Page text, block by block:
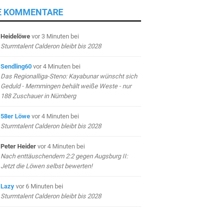
KOMMENTARE
Heidelöwe vor 3 Minuten bei
Sturmtalent Calderon bleibt bis 2028
Sendling60 vor 4 Minuten bei
Das Regionalliga-Steno: Kayabunar wünscht sich
Geduld - Memmingen behält weiße Weste - nur
188 Zuschauer in Nürnberg
58er Löwe vor 4 Minuten bei
Sturmtalent Calderon bleibt bis 2028
Peter Heider vor 4 Minuten bei
Nach enttäuschendem 2:2 gegen Augsburg II:
Jetzt die Löwen selbst bewerten!
Lazy vor 6 Minuten bei
Sturmtalent Calderon bleibt bis 2028